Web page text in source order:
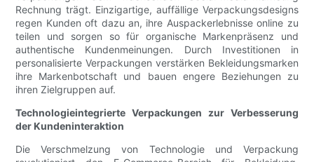
Rechnung trägt. Einzigartige, auffällige Verpackungsdesigns
regen Kunden oft dazu an, ihre Auspackerlebnisse online zu
teilen und sorgen so für organische Markenpräsenz und
authentische Kundenmeinungen. Durch Investitionen in
personalisierte Verpackungen verstärken Bekleidungsmarken
ihre Markenbotschaft und bauen engere Beziehungen zu
ihren Zielgruppen auf.
Technologieintegrierte Verpackungen zur Verbesserung
der Kundeninteraktion
Die Verschmelzung von Technologie und Verpackung